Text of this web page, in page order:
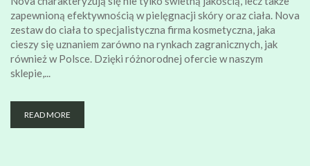
zapewnioną efektywnością w pielęgnacji skóry oraz ciała. Nova
zestaw do ciała to specjalistyczna firma kosmetyczna, jaka
cieszy się uznaniem zarówno na rynkach zagranicznych, jak
również w Polsce. Dzięki różnorodnej ofercie w naszym
sklepie,...
READ MORE